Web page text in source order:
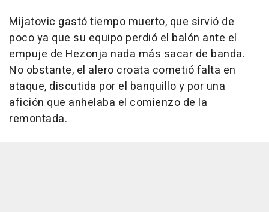
Mijatovic gastó tiempo muerto, que sirvió de
poco ya que su equipo perdió el balón ante el
empuje de Hezonja nada más sacar de banda.
No obstante, el alero croata cometió falta en
ataque, discutida por el banquillo y por una
afición que anhelaba el comienzo de la
remontada.